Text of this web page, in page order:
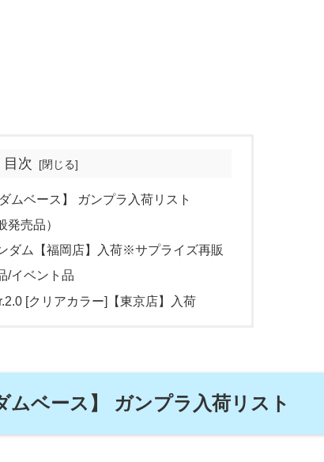
目次
ムベース】 ガンプラ入荷リスト
発売品）
ダム【福岡店】入荷※サプライズ再販
/イベント品
[クリアカラー]【東京店】入荷
ムベース】 ガンプラ入荷リスト